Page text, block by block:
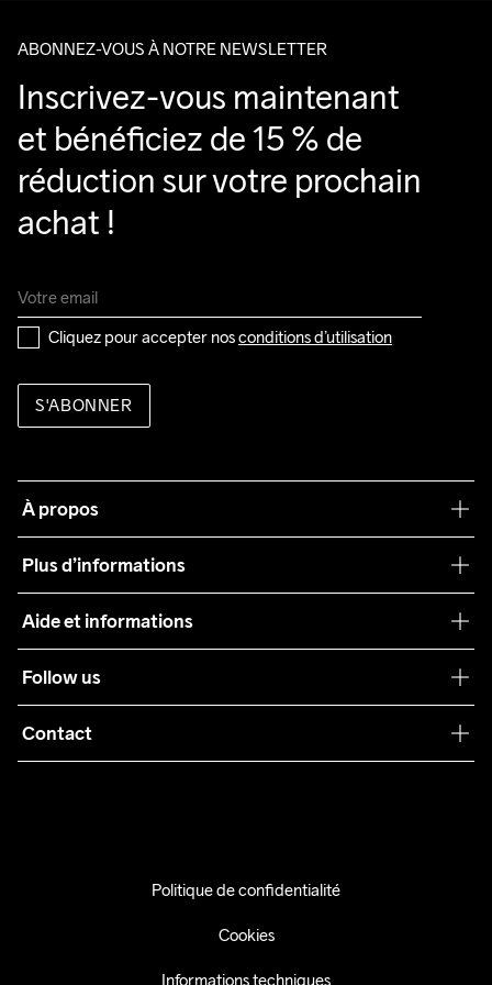
ABONNEZ-VOUS À NOTRE NEWSLETTER
Inscrivez-vous maintenant
et bénéficiez de 15 % de
réduction sur votre prochain
achat !
Cliquez pour accepter nos conditions d’utilisation
S'ABONNER
À propos
Plus d’informations
Teamwear
Durabilité
Collaborations
Aide et informations
Conditions générales
Retours
Follow us
Contact
Politique de confidentialité
Cookies
Informations techniques